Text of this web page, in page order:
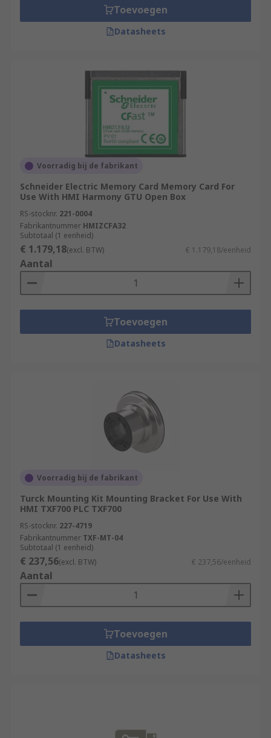
Toevoegen
Datasheets
Voorradig bij de fabrikant
Schneider Electric Memory Card Memory Card For
Use With HMI Harmony GTU Open Box
RS-stocknr. 221-0004
Fabrikantnummer HMIZCFA32
Subtotaal (1 eenheid)
€ 1.179,18(excl. BTW) € 1.179,18/eenheid
Aantal
Toevoegen
Datasheets
Voorradig bij de fabrikant
Turck Mounting Kit Mounting Bracket For Use With
HMI TXF700 PLC TXF700
RS-stocknr. 227-4719
Fabrikantnummer TXF-MT-04
Subtotaal (1 eenheid)
€ 237,56(excl. BTW) € 237,56/eenheid
Aantal
Toevoegen
Datasheets